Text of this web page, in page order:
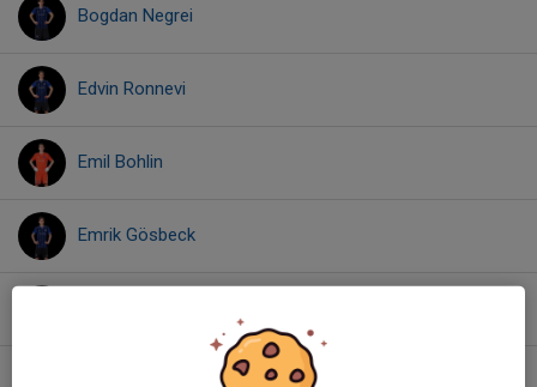
Bogdan Negrei
Edvin Ronnevi
Emil Bohlin
Emrik Gösbeck
Fanyiel Bitsuamlak